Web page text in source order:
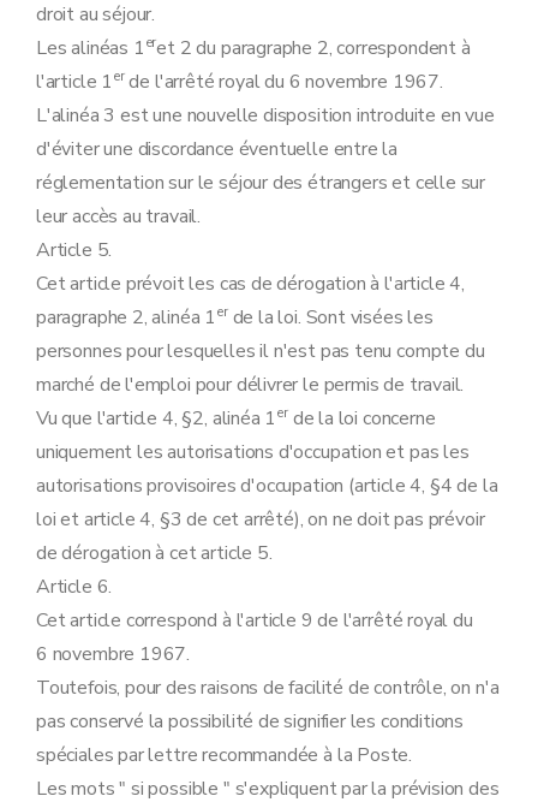
droit au séjour.
Les alinéas 1eret 2 du paragraphe 2, correspondent à
l'article 1erde l'arrêté royal du 6 novembre 1967.
L'alinéa 3 est une nouvelle disposition introduite en vue
d'éviter une discordance éventuelle entre la
réglementation sur le séjour des étrangers et celle sur
leur accès au travail.
Article 5.
Cet article prévoit les cas de dérogation à l'article 4,
paragraphe 2, alinéa 1erde la loi. Sont visées les
personnes pour lesquelles il n'est pas tenu compte du
marché de l'emploi pour délivrer le permis de travail.
Vu que l'article 4, §2, alinéa 1erde la loi concerne
uniquement les autorisations d'occupation et pas les
autorisations provisoires d'occupation (article 4, §4 de la
loi et article 4, §3 de cet arrêté), on ne doit pas prévoir
de dérogation à cet article 5.
Article 6.
Cet article correspond à l'article 9 de l'arrêté royal du
6 novembre 1967.
Toutefois, pour des raisons de facilité de contrôle, on n'a
pas conservé la possibilité de signifier les conditions
spéciales par lettre recommandée à la Poste.
Les mots " si possible " s'expliquent par la prévision des